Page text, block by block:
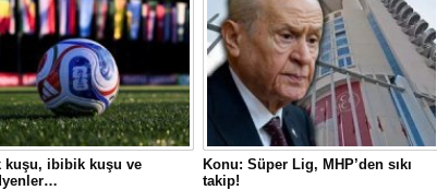
kuşu, ibibik kuşu ve
Konu: Süper Lig, MHP’den sıkı
takip!